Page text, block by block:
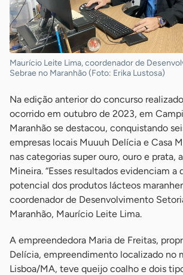
Maurício Leite Lima, coordenador de
Sebrae no Maranhão (Foto: Erika Lustosa)
Na edição anterior do concurso
ocorrido em outubro de 2023, em
Maranhão se destacou, conquistando
empresas locais Muuuh Delícia e Casa
nas categorias super ouro, ouro e prata,
Mineira. “Esses resultados evidenciam a
potencial dos produtos lácteos
coordenador de Desenvolvimento
Maranhão, Maurício Leite Lima.
A empreendedora Maria de Freitas,
Delícia, empreendimento localizado no
Lisboa/MA, teve queijo coalho e dois